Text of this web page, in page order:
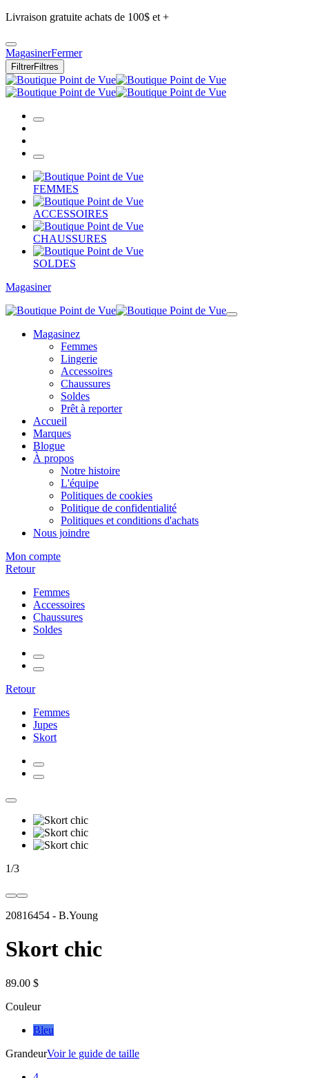
Livraison gratuite achats de 100$ et +
MagasinerFermer
FiltrerFiltres
FEMMES
ACCESSOIRES
CHAUSSURES
SOLDES
Magasiner
Magasinez
Femmes
Lingerie
Accessoires
Chaussures
Soldes
Prêt à reporter
Accueil
Marques
Blogue
À propos
Notre histoire
L'équipe
Politiques de cookies
Politique de confidentialité
Politiques et conditions d'achats
Nous joindre
Mon compte
Retour
Femmes
Accessoires
Chaussures
Soldes
Retour
Femmes
Jupes
Skort
1/3
20816454 - B.Young
Skort chic
89.00 $
Couleur
Bleu
GrandeurVoir le guide de taille